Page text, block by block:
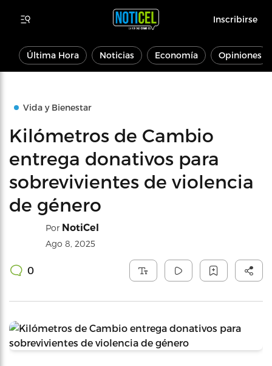
Inscribirse
Última Hora Noticias Economía Opiniones
Vida y Bienestar
Kilómetros de Cambio
entrega donativos para
sobrevivientes de violencia
de género
Por NotiCel
Ago 8, 2025
0